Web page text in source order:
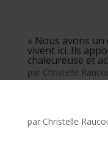
« Nous avons un
vivent ici. Ils
chaleureuse et
par Christelle
par Christelle